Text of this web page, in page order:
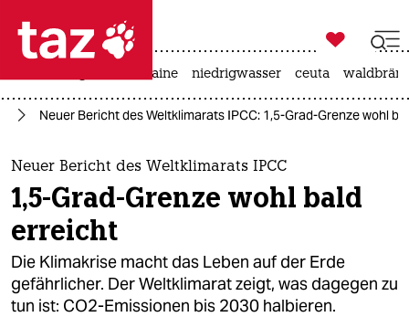
 taz zahl ich
taz zahl ich
themen
politik
öko
gesellschaft

taz zahl ich
krieg in der ukraine niedrigwasser ceuta
Neuer Bericht des Weltklimarats IPCC: 1,5-Grad-Grenze wohl
Neuer Bericht des Weltklimarats IPCC
1,5-Grad-Grenze wohl bald
erreicht
Die Klimakrise macht das Leben auf der Erde
gefährlicher. Der Weltklimarat zeigt, was dagegen zu
tun ist: CO2-Emissionen bis 2030 halbieren.